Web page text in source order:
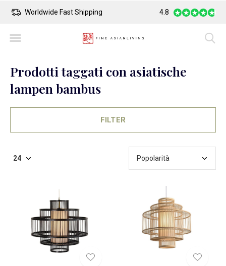
Safe Payment Largest Collection
4.8
Prodotti taggati con asiatische
lampen bambus
FILTER